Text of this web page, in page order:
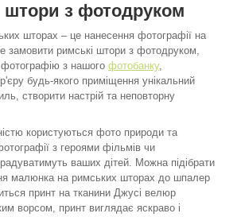
штори з фотодруком
шторах – це нанесення фотографії на
замовити римські штори з фотодруком,
з нашого фотобанку,
будь-якого приміщення унікальний
створити настрій та неповторну
користуються фото природи та
з героями фільмів чи
ваших дітей. Можна підібрати
малюнка на римських шторах до шпалер
принт на тканини Джусі велюр
ворсом, принт виглядає яскраво і